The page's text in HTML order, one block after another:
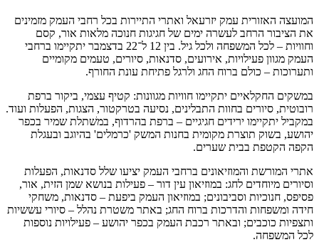
המועצה האזורית עמק יזרעאל ואתרי התיירות בכל רחבי העמק מזמינים
את הציבור הרחב לעשרה ימים של חגיגות חנוכה מלאות אור, קסם
וחוויות – לכל המשפחה ולכל גיל. בין 12 ל־22 בדצמבר יתקיימו ברחבי
העמק מגוון פעילויות, אירועים, סדנאות, סיורים, טעמים מקומיים
ותערוכות – כולם ברוח החג ולרגל פתיחת עונת החורף.
במשקים החקלאיים יתקיימו חוויות מגוונות: קטיף עצמי, ביקור ברפת
רובוטית, סיורים בחוות התבלינים, נסיעה בטרקטור, הצגות, הפעלות ועוד.
במקביל יתקיימו ירידים חגיגיים – ברפת בהרדוף, במשׁתלת שמיר בכפר
יהושע, בשוק תוצרת מקומית בחנות המשק 'כרמלים' בהיוגב ובעגלת
הקפה הקטפת בבית שערים.
אתרי המורשת והמוזיאונים ברחבי העמק יציעו שלל סדנאות, הפעלות
וסיורים מיוחדים לחג: במוזיאון עין דור – פעילות בנושא שמן הזית, אור,
פסיפס, חנוכיות וסביבונים; במוזיאון העמק ביפעת – סדנאות, משחקי
חידה ומשפחות והדרכות ברוח החג; באתר משטרת נהלל – סיורי עששיות
ותצפיות כוכבים; ובאתר רכבת העמק בכפר יהושע – פעילויות נוספות
לכל המשפחה.